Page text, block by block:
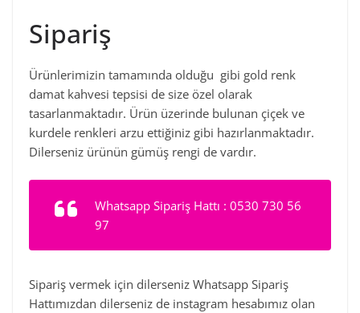
Sipariş
Ürünlerimizin tamamında olduğu gibi gold renk
damat kahvesi tepsisi de size özel olarak
tasarlanmaktadır. Ürün üzerinde bulunan çiçek ve
kurdele renkleri arzu ettiğiniz gibi hazırlanmaktadır.
Dilerseniz ürünün gümüş rengi de vardır.
Whatsapp Sipariş Hattı : 0530 730 56
97
Sipariş vermek için dilerseniz Whatsapp Sipariş
Hattımızdan dilerseniz de instagram hesabımız olan